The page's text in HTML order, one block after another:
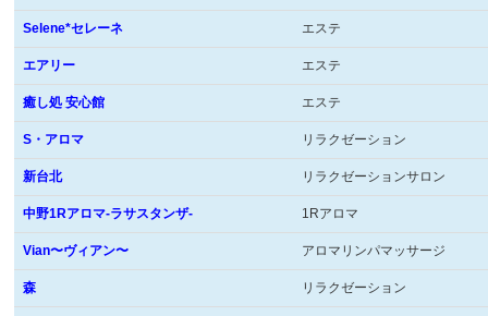
Selene*セレーネ エステ
エアリー エステ
癒し処 安心館 エステ
S・アロマ リラクゼーション
新台北 リラクゼーションサロン
中野1Rアロマ-ラサスタンザ- 1Rアロマ
Vian〜ヴィアン〜 アロマリンパマッサージ
森 リラクゼーション